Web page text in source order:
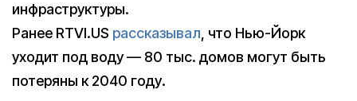
инфраструктуры.
Ранее RTVI.US рассказывал, что Нью-Йорк
уходит под воду — 80 тыс. домов могут быть
потеряны к 2040 году.